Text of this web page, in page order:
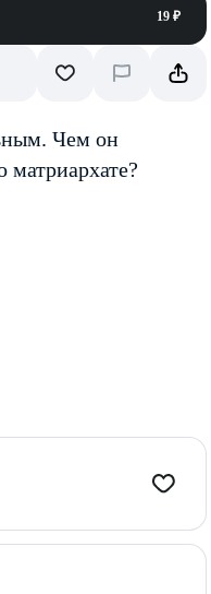
19 ₽
Чем он
матриархате?